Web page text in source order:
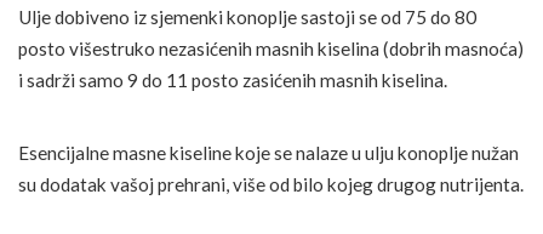
Ulje dobiveno iz sjemenki konoplje sastoji se od 75 do 80
posto višestruko nezasićenih masnih kiselina (dobrih masnoća)
i sadrži samo 9 do 11 posto zasićenih masnih kiselina.
Esencijalne masne kiseline koje se nalaze u ulju konoplje nužan
su dodatak vašoj prehrani, više od bilo kojeg drugog nutrijenta.